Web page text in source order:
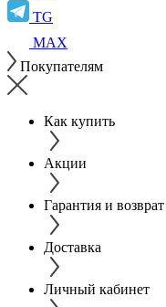
TG
MAX
Покупателям
Как купить
Акции
Гарантия и возврат
Доставка
Личный кабинет